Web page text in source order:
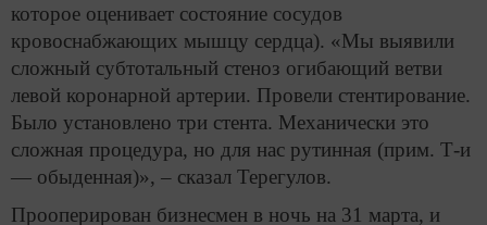
которое оценивает состояние сосудов
кровоснабжающих мышцу сердца). «Мы выявили
сложный субтотальный стеноз огибающий ветви
левой коронарной артерии. Провели стентирование.
Было установлено три стента. Механически это
сложная процедура, но для нас рутинная (прим. Т-и
— обыденная)», – сказал Терегулов.
Прооперирован бизнесмен в ночь на 31 марта, и